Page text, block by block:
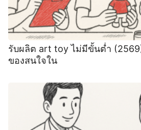
รับผลิต art toy ไม่มีขั้นต่ำ
ของสนใจใน